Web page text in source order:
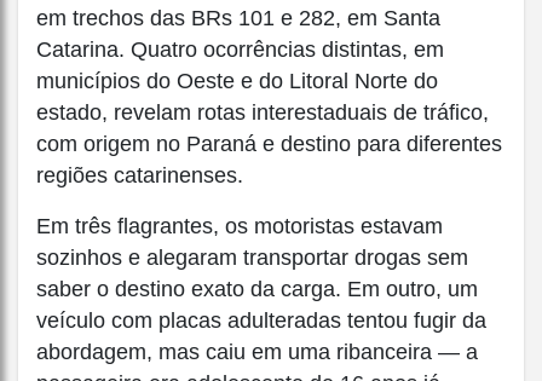
em trechos das BRs 101 e 282, em Santa
Catarina. Quatro ocorrências distintas, em
municípios do Oeste e do Litoral Norte do
estado, revelam rotas interestaduais de tráfico,
com origem no Paraná e destino para diferentes
regiões catarinenses.
Em três flagrantes, os motoristas estavam
sozinhos e alegaram transportar drogas sem
saber o destino exato da carga. Em outro, um
veículo com placas adulteradas tentou fugir da
abordagem, mas caiu em uma ribanceira — a